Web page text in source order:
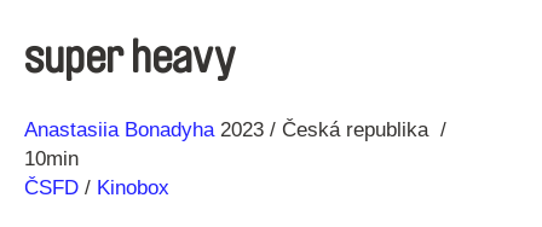
super heavy
Režie
Anastasiia Bonadyha
Rok 2023
Česká republika
10min
ČSFD / Kinobox